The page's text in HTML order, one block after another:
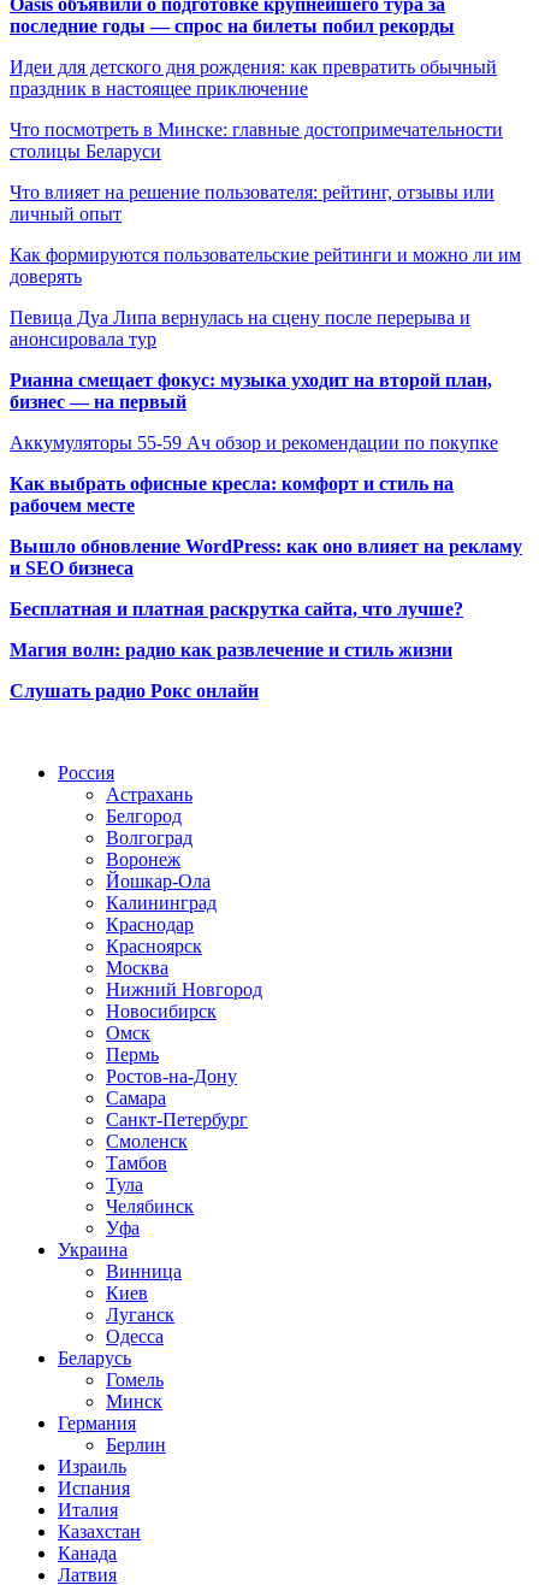
Oasis объявили о подготовке крупнейшего тура за
последние годы — спрос на билеты побил рекорды
Идеи для детского дня рождения: как превратить обычный
праздник в настоящее приключение
Что посмотреть в Минске: главные достопримечательности
столицы Беларуси
Что влияет на решение пользователя: рейтинг, отзывы или
личный опыт
Как формируются пользовательские рейтинги и можно ли им
доверять
Певица Дуа Липа вернулась на сцену после перерыва и
анонсировала тур
Рианна смещает фокус: музыка уходит на второй план,
бизнес — на первый
Аккумуляторы 55-59 Ач обзор и рекомендации по покупке
Как выбрать офисные кресла: комфорт и стиль на
рабочем месте
Вышло обновление WordPress: как оно влияет на рекламу
и SEO бизнеса
Бесплатная и платная раскрутка сайта, что лучше?
Магия волн: радио как развлечение и стиль жизни
Слушать радио Рокс онлайн
Россия
Астрахань
Белгород
Волгоград
Воронеж
Йошкар-Ола
Калининград
Краснодар
Красноярск
Москва
Нижний Новгород
Новосибирск
Омск
Пермь
Ростов-на-Дону
Самара
Санкт-Петербург
Смоленск
Тамбов
Тула
Челябинск
Уфа
Украина
Винница
Киев
Луганск
Одесса
Беларусь
Гомель
Минск
Германия
Берлин
Израиль
Испания
Италия
Казахстан
Канада
Латвия